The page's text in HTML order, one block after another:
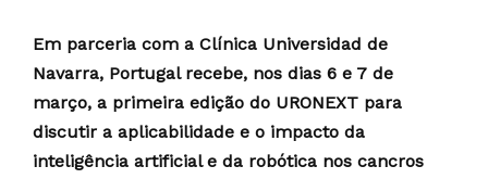
Em parceria com a Clínica Universidad de
Navarra, Portugal recebe, nos dias 6 e 7 de
março, a primeira edição do URONEXT para
discutir a aplicabilidade e o impacto da
inteligência artificial e da robótica nos cancros